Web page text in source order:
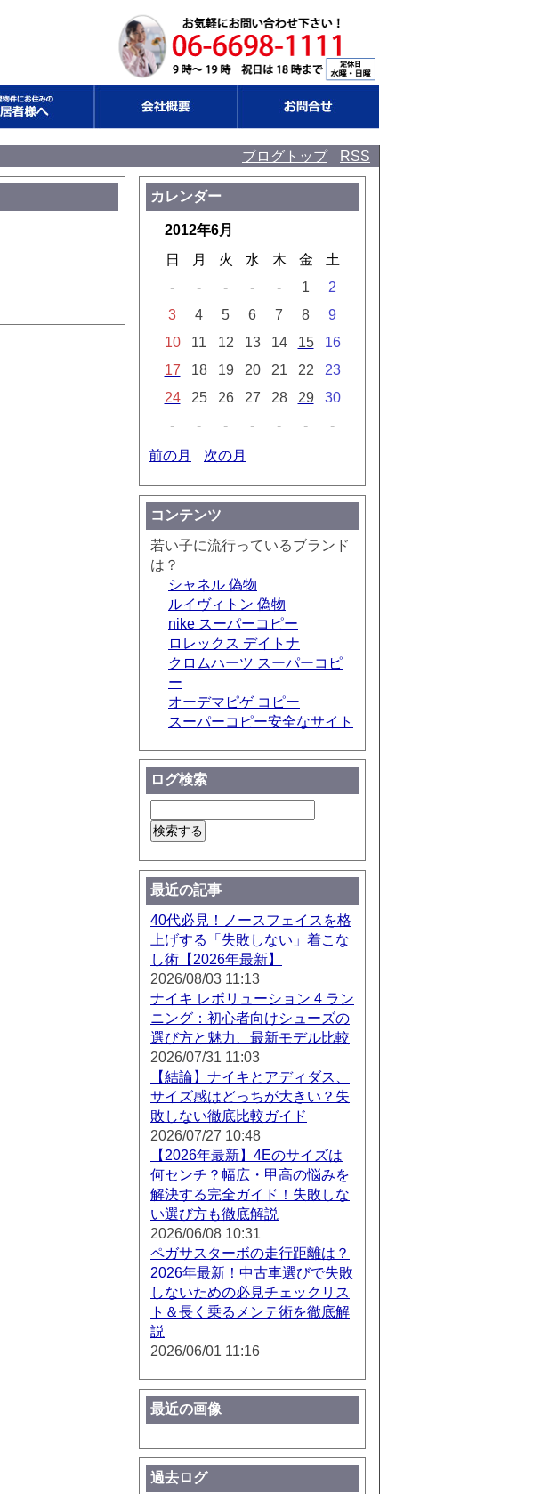
ブログトップ RSS
カレンダー
2012年6月
日
月 火 水 木 金
土
-
- - - - 1
2
3
4 5 6 7 8
9
10
11 12 13 14 15
16
17
18 19 20 21 22
23
24
25 26 27 28 29
30
-
- - - - -
-
前の月
次の月
コンテンツ
若い子に流行っているブランド
は？
シャネル 偽物
ルイヴィトン 偽物
nike スーパーコピー
ロレックス デイトナ
クロムハーツ スーパーコピ
ー
オーデマピゲ コピー
スーパーコピー安全なサイト
ログ検索
最近の記事
40代必見！ノースフェイスを格
上げする「失敗しない」着こな
し術【2026年最新】
2026/08/03 11:13
ナイキ レボリューション 4 ラン
ニング：初心者向けシューズの
選び方と魅力、最新モデル比較
2026/07/31 11:03
【結論】ナイキとアディダス、
サイズ感はどっちが大きい？失
敗しない徹底比較ガイド
2026/07/27 10:48
【2026年最新】4Eのサイズは
何センチ？幅広・甲高の悩みを
解決する完全ガイド！失敗しな
い選び方も徹底解説
2026/06/08 10:31
ペガサスターボの走行距離は？
2026年最新！中古車選びで失敗
しないための必見チェックリス
ト＆長く乗るメンテ術を徹底解
説
2026/06/01 11:16
最近の画像
過去ログ